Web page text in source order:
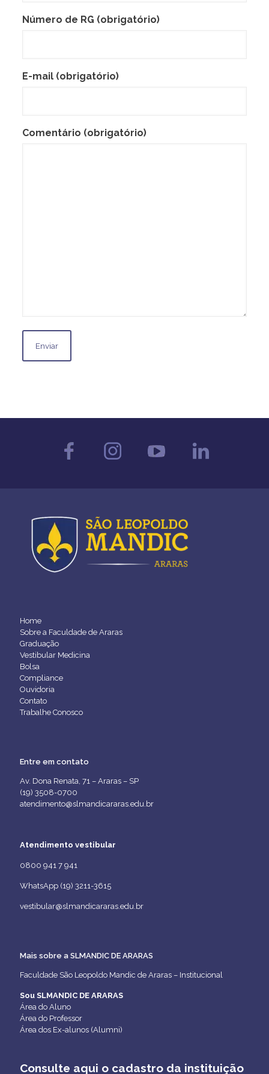
Número de RG (obrigatório)
E-mail (obrigatório)
Comentário (obrigatório)
Home
Sobre a Faculdade de Araras
Graduação
Vestibular Medicina
Bolsa
Compliance
Ouvidoria
Contato
Trabalhe Conosco
Entre em contato
Av. Dona Renata, 71 – Araras – SP
(19) 3508-0700
atendimento@slmandicararas.edu.br
Atendimento vestibular
0800 941 7 941
WhatsApp (19) 3211-3615
vestibular@slmandicararas.edu.br
Mais sobre a SLMANDIC DE ARARAS
Faculdade São Leopoldo Mandic de Araras – Institucional
Sou SLMANDIC DE ARARAS
Área do Aluno
Área do Professor
Área dos Ex-alunos (Alumni)
Consulte aqui o cadastro da instituição